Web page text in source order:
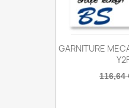
GARNITURE
Prix
116,64